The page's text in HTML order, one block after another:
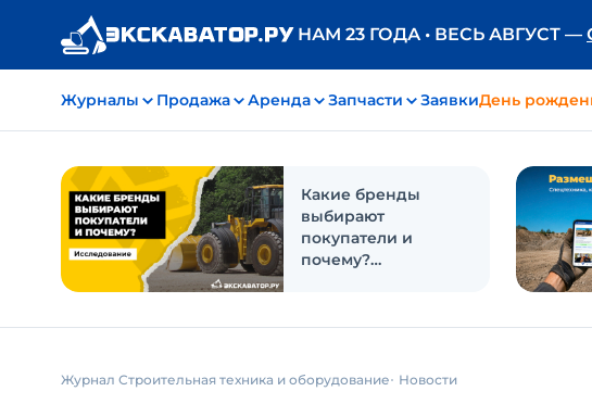
НАМ 23 ГОДА • ВЕСЬ АВГУСТ —
Журналы Продажа Аренда Запчасти ЗаявкиДень
Какие бренды
выбирают
покупатели и
почему?
Журнал Строительная техника и оборудование Новости